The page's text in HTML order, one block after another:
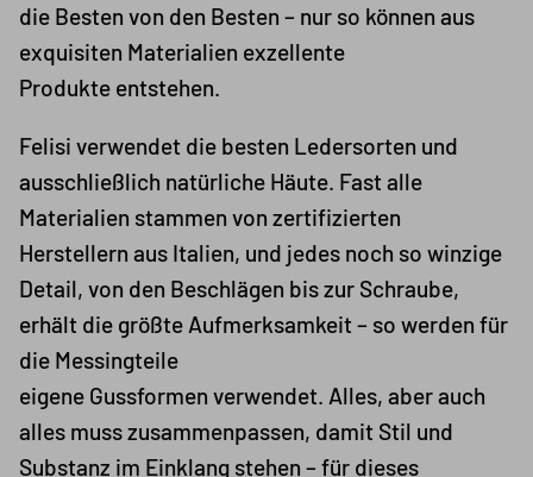
die Besten von den Besten – nur so können aus
exquisiten Materialien exzellente
Produkte entstehen.
Felisi verwendet die besten Ledersorten und
ausschließlich natürliche Häute. Fast alle
Materialien stammen von zertifizierten
Herstellern aus Italien, und jedes noch so winzige
Detail, von den Beschlägen bis zur Schraube,
erhält die größte Aufmerksamkeit – so werden für
die Messingteile
eigene Gussformen verwendet. Alles, aber auch
alles muss zusammenpassen, damit Stil und
Substanz im Einklang stehen – für dieses